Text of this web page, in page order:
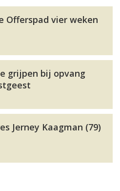
Offerspad vier weken
grijpen bij opvang
Jerney Kaagman (79)